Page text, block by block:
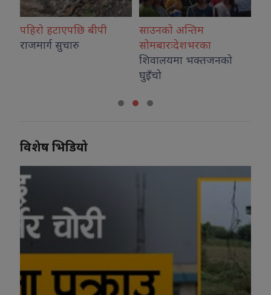
साउनको अन्तिम
सोमबारःदेशभरका
शिवालयमा भक्तजनको
ग्यास लुकाएकाे आराेपमा
बिक्रेतालाई
जरिवाना
विशेष भिडियो